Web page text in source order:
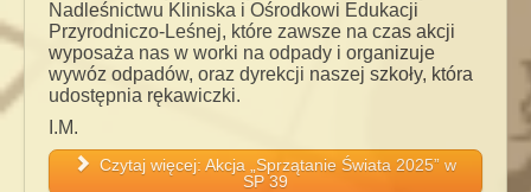
Nadleśnictwu Kliniska i Ośrodkowi Edukacji
Przyrodniczo-Leśnej, które zawsze na czas akcji
wyposaża nas w worki na odpady i organizuje
wywóz odpadów, oraz dyrekcji naszej szkoły, która
udostępnia rękawiczki.
I.M.
Czytaj więcej: Akcja „Sprzątanie Świata 2025” w
SP 39